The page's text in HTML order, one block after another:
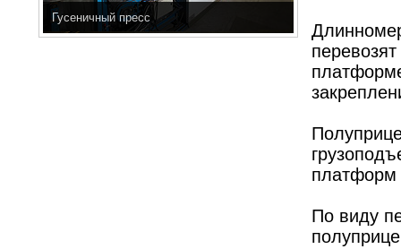
Гусеничный пресс
платформ
По виду